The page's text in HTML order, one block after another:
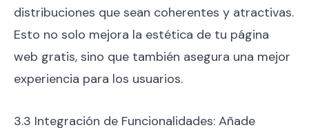
distribuciones que sean coherentes y atractivas.
Esto no solo mejora la estética de tu página
web gratis, sino que también asegura una mejor
experiencia para los usuarios.
3.3 Integración de Funcionalidades: Añade